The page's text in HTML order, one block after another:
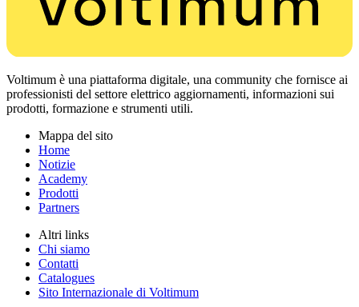
Voltimum è una piattaforma digitale, una community che fornisce ai
professionisti del settore elettrico aggiornamenti, informazioni sui
prodotti, formazione e strumenti utili.
Mappa del sito
Home
Notizie
Academy
Prodotti
Partners
Altri links
Chi siamo
Contatti
Catalogues
Sito Internazionale di Voltimum